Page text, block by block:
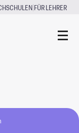
|FÜR LEHRER